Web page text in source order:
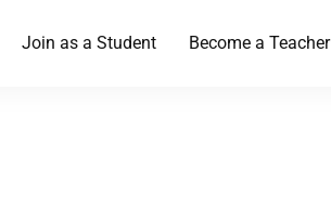
Join as a Student Become a Teacher